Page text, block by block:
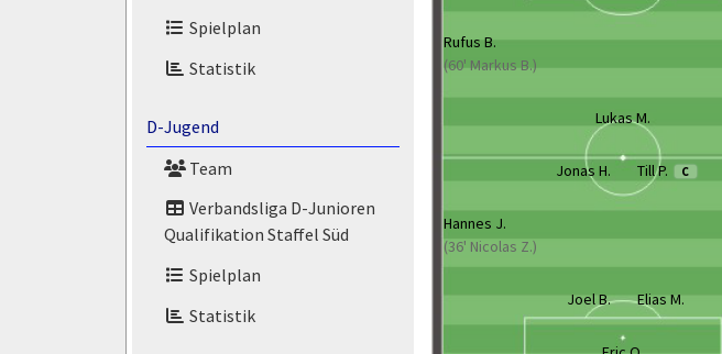
Spielplan
Statistik
D-Jugend
Team
Verbandsliga D-Junioren
Qualifikation Staffel Süd
Spielplan
Statistik
Rufus B.
(60' Markus B.)
Lukas M.
Jonas H. Till P. C
Hannes J.
(36' Nicolas Z.)
Joel B. Elias M.